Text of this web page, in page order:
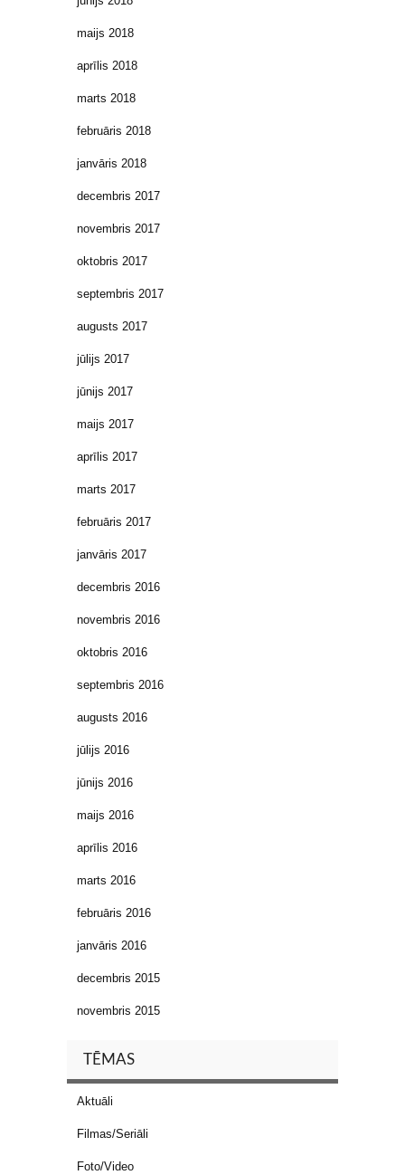
maijs 2018
aprīlis 2018
marts 2018
februāris 2018
janvāris 2018
decembris 2017
novembris 2017
oktobris 2017
septembris 2017
augusts 2017
jūlijs 2017
jūnijs 2017
maijs 2017
aprīlis 2017
marts 2017
februāris 2017
janvāris 2017
decembris 2016
novembris 2016
oktobris 2016
septembris 2016
augusts 2016
jūlijs 2016
jūnijs 2016
maijs 2016
aprīlis 2016
marts 2016
februāris 2016
janvāris 2016
decembris 2015
novembris 2015
TĒMAS
Aktuāli
Filmas/Seriāli
Foto/Video